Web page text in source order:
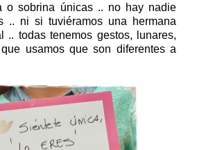
o sobrina únicas .. no hay nadie
.. ni si tuviéramos una hermana
.. todas tenemos gestos, lunares,
usamos que son diferentes a